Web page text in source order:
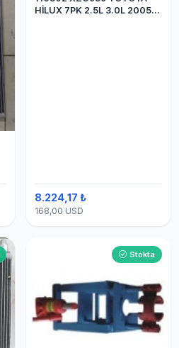
HİLUX 7PK 2.5L 3.0L 2005
8.224,17 ₺
168,00 USD
Stokta